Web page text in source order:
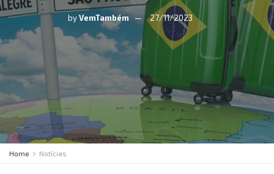
byVemTambém 27/11/2023
Home Notícias